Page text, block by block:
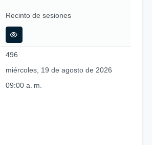
Recinto de sesiones
496
miércoles, 19 de agosto de 2026
09:00 a. m.